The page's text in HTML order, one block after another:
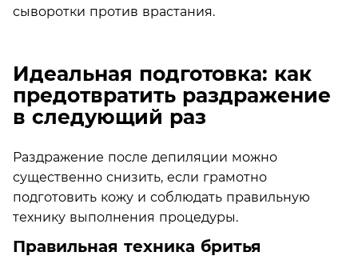
сыворотки против врастания.
Идеальная подготовка: как
предотвратить раздражение
в следующий раз
Раздражение после депиляции можно
существенно снизить, если грамотно
подготовить кожу и соблюдать правильную
технику выполнения процедуры.
Правильная техника бритья